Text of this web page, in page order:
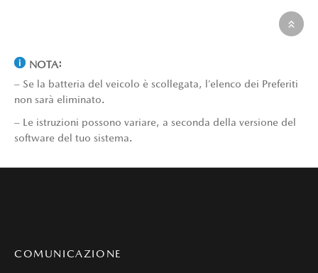
NOTA:
– Se la batteria del veicolo è scollegata, l’elenco dei Preferiti
non sarà eliminato.
– Le istruzioni possono variare, a seconda della versione del
software del tuo sistema.
COMUNICAZIONE